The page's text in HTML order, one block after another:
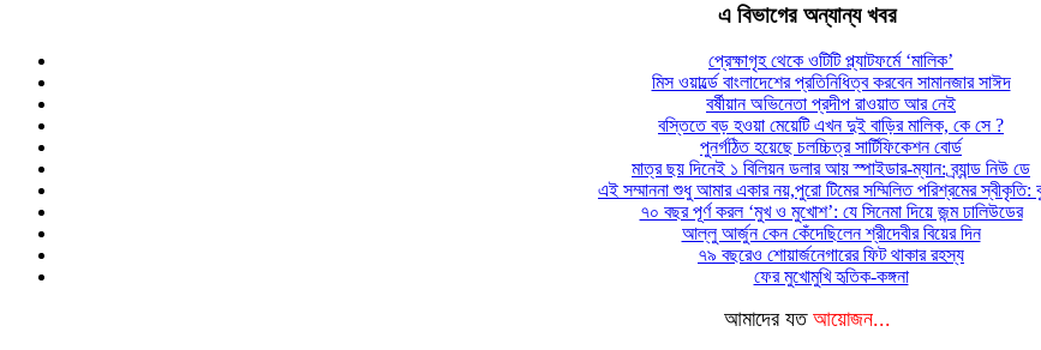
এ বিভাগের অন্যান্য খবর
প্রেক্ষাগৃহ থেকে ওটিটি প্ল্যাটফর্মে ‘মালিক’
মিস ওয়ার্ল্ডে বাংলাদেশের প্রতিনিধিত্ব করবেন সামানজার সাঈদ
বর্ষীয়ান অভিনেতা প্রদীপ রাওয়াত আর নেই
বস্তিতে বড় হওয়া মেয়েটি এখন দুই বাড়ির মালিক, কে সে ?
পুনর্গঠিত হয়েছে চলচ্চিত্র সার্টিফিকেশন বোর্ড
মাত্র ছয় দিনেই ১ বিলিয়ন ডলার আয় স্পাইডার-ম্যান: ব্র্যান্ড নিউ ডে
এই সম্মাননা শুধু আমার একার নয়,পুরো টিমের সম্মিলিত পরিশ্রমের স্বীকৃতি:
৭০ বছর পূর্ণ করল ‘মুখ ও মুখোশ’: যে সিনেমা দিয়ে জন্ম ঢালিউডের
আল্লু আর্জুন কেন কেঁদেছিলেন শ্রীদেবীর বিয়ের দিন
৭৯ বছরেও শোয়ার্জনেগারের ফিট থাকার রহস্য
ফের মুখোমুখি হৃতিক-কঙ্গনা
আমাদের যত আয়োজন...